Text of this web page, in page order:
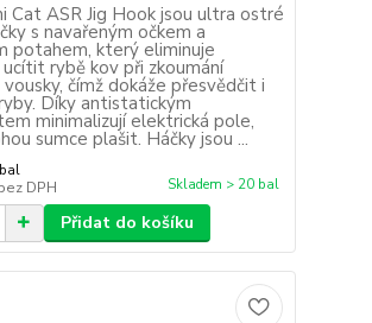
Cat ASR Jig Hook jsou ultra ostré
s navařeným očkem a
potahem, který eliminuje
rybě kov při zkoumání
čímž dokáže přesvědčit i
Díky antistatickým
minimalizují elektrická pole,
sumce plašit. Háčky jsou ...
DPH Skladem > 20 bal
Přidat do košíku